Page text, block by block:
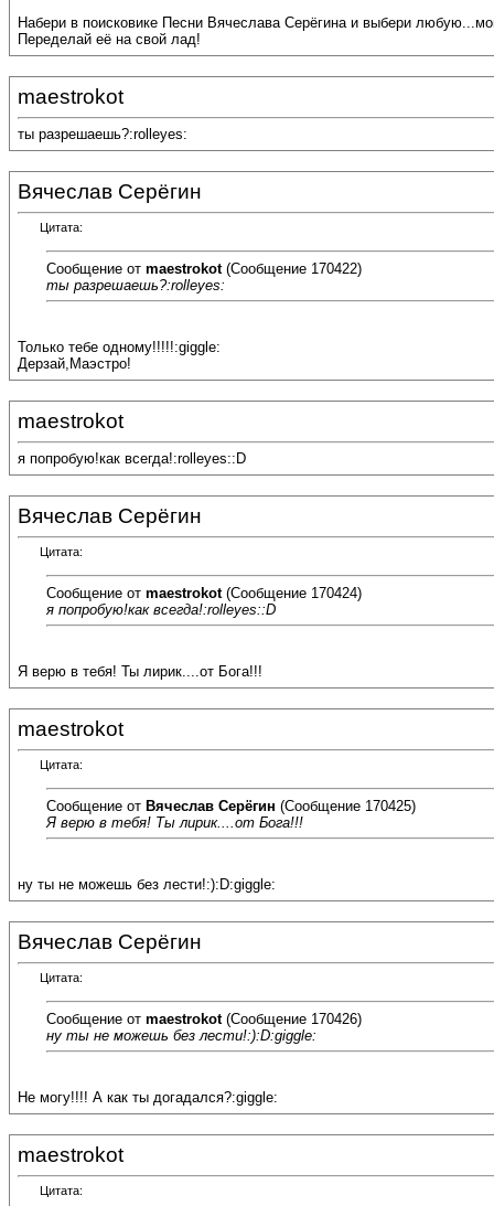
Набери в поисковике Песни Вячеслава Серёгина и выбери
Переделай её на свой лад!
maestrokot
ты разрешаешь?:rolleyes:
Вячеслав Серёгин
Цитата:
Сообщение от maestrokot(Сообщение 170422)
ты разрешаешь?:rolleyes:
Только тебе одному!!!!!:giggle:
Дерзай,Маэстро!
maestrokot
я попробую!как всегда!:rolleyes::D
Вячеслав Серёгин
Цитата:
Сообщение от maestrokot(Сообщение 170424)
я попробую!как всегда!:rolleyes::D
Я верю в тебя! Ты лирик....от Бога!!!
maestrokot
Цитата:
Сообщение от Вячеслав Серёгин (Сообщение 170425)
Я верю в тебя! Ты лирик....от Бога!!!
ну ты не можешь без лести!:):D:giggle:
Вячеслав Серёгин
Цитата:
Сообщение от maestrokot(Сообщение 170426)
ну ты не можешь без лести!:):D:giggle:
Не могу!!!! А как ты догадался?:giggle:
maestrokot
Цитата: